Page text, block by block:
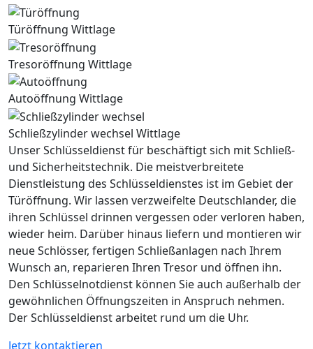
Türöffnung Wittlage
Tresoröffnung Wittlage
Autoöffnung Wittlage
Schließzylinder wechsel Wittlage
Unser Schlüsseldienst für beschäftigt sich mit Schließ-
und Sicherheitstechnik. Die meistverbreitete
Dienstleistung des Schlüsseldienstes ist im Gebiet der
Türöffnung. Wir lassen verzweifelte Deutschlander, die
ihren Schlüssel drinnen vergessen oder verloren haben,
wieder heim. Darüber hinaus liefern und montieren wir
neue Schlösser, fertigen Schließanlagen nach Ihrem
Wunsch an, reparieren Ihren Tresor und öffnen ihn.
Den Schlüsselnotdienst können Sie auch außerhalb der
gewöhnlichen Öffnungszeiten in Anspruch nehmen.
Der Schlüsseldienst arbeitet rund um die Uhr.
Jetzt kontaktieren